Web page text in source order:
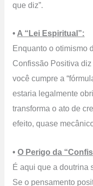
que diz”.
• A “Lei Espiritual”:
Enquanto o otimismo
Confissão Positiva diz
você cumpre a
estaria legalmente
transforma o ato de
efeito, quase
•O Perigo da
É aqui que a doutrina
Se o pensamento